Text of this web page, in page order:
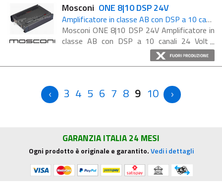
Mosconi ONE 8|10 DSP 24V
Amplificatore in classe AB con DSP a 10 canali 24 Volt
Mosconi ONE 8|10 DSP 24V Amplificatore in
classe AB con DSP a 10 canali 24 Volt
L'amplificatore ONE 8|10 DSP 24V a 8
canali dotato di un DSP a 10 canali con ...
3 4 5 6 7 8 9 10
GARANZIA ITALIA 24 MESI
Ogni prodotto è originale e garantito.Vedi i dettagli